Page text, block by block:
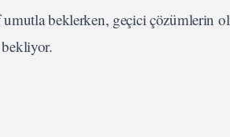
beklerken, geçici çözümlerin
bekliyor.